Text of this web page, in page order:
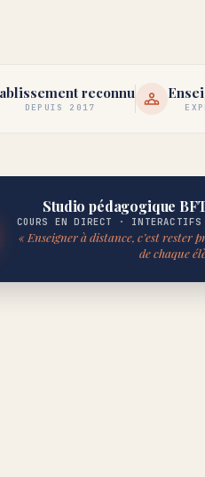
reconnu
DEPUIS 2017
Studio pédagogique
COURS EN DIRECT ·
« Enseigner à distance, c’est rester
de chaque